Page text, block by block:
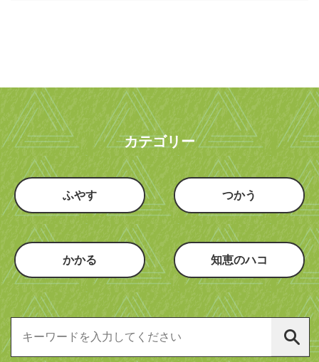
カテゴリー
ふやす つかう
かかる 知恵のハコ